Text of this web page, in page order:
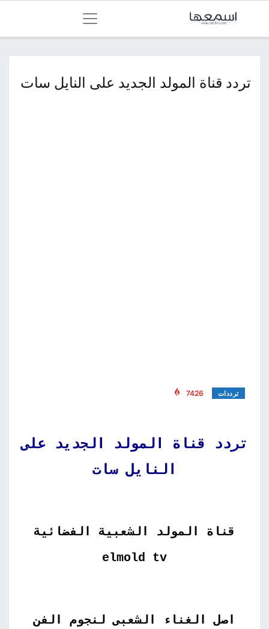
تردد قناة المولد الجديد على النايل سات
ترددات 7426
تردد قناة المولد الجديد على
النايل سات
قناة المولد الشعبية الفضائية
elmold tv
اصل الغناء الشعبى لنجوم الفن